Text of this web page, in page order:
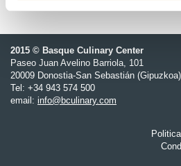
2015 © Basque Culinary Center
Paseo Juan Avelino Barriola, 101
20009 Donostia-San Sebastián (Gipuzkoa)
Tel: +34 943 574 500
email: info@bculinary.com